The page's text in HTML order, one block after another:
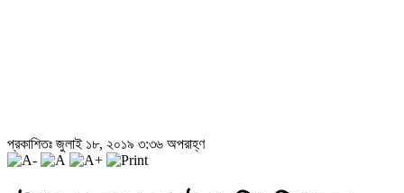
প্রকাশিতঃ জুলাই ১৮, ২০১৯ ৩:৩৬ অপরাহ্ণ